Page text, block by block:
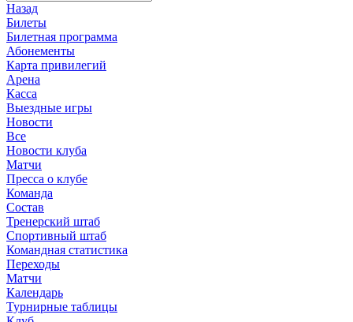
Назад
Билеты
Билетная программа
Абонементы
Карта привилегий
Арена
Касса
Выездные игры
Новости
Все
Новости клуба
Матчи
Пресса о клубе
Команда
Состав
Тренерский штаб
Спортивный штаб
Командная статистика
Переходы
Матчи
Календарь
Турнирные таблицы